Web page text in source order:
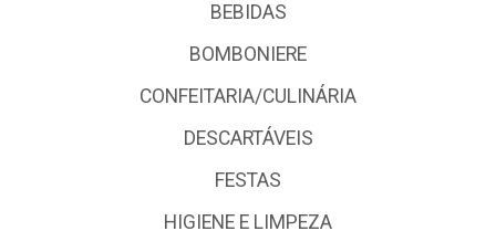
BEBIDAS
BOMBONIERE
CONFEITARIA/CULINÁRIA
DESCARTÁVEIS
FESTAS
HIGIENE E LIMPEZA